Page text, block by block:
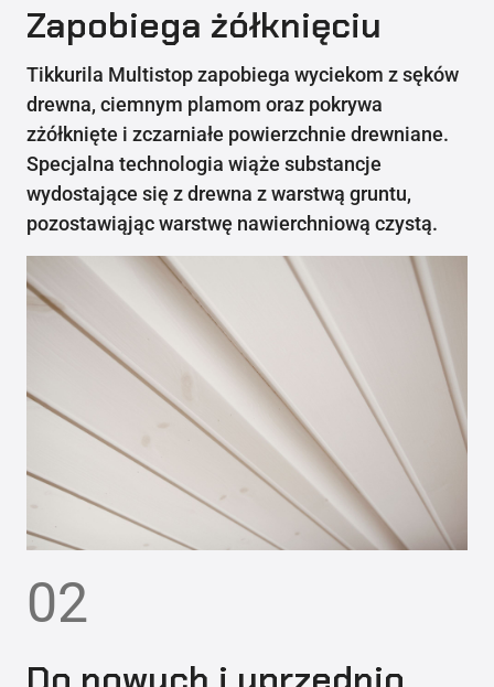
Zapobiega żółknięciu
Tikkurila Multistop zapobiega wyciekom z sęków
drewna, ciemnym plamom oraz pokrywa
zżółknięte i zczarniałe powierzchnie drewniane.
Specjalna technologia wiąże substancje
wydostające się z drewna z warstwą gruntu,
pozostawiąjąc warstwę nawierchniową czystą.
02